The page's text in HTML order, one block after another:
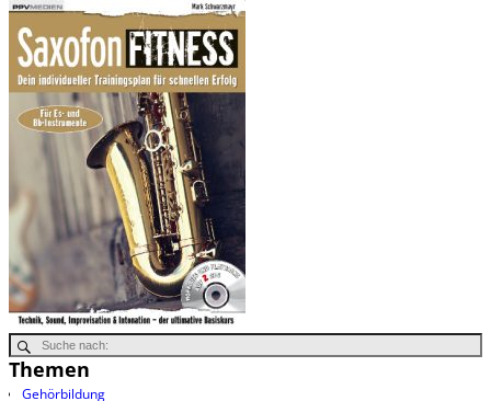
Themen
Gehörbildung